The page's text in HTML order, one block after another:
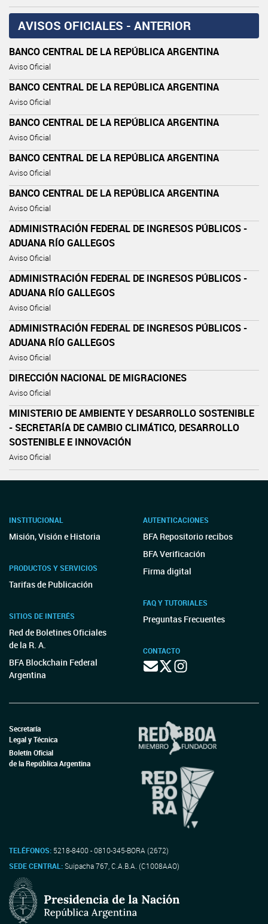
AVISOS OFICIALES - ANTERIOR
BANCO CENTRAL DE LA REPÚBLICA ARGENTINA
Aviso Oficial
BANCO CENTRAL DE LA REPÚBLICA ARGENTINA
Aviso Oficial
BANCO CENTRAL DE LA REPÚBLICA ARGENTINA
Aviso Oficial
BANCO CENTRAL DE LA REPÚBLICA ARGENTINA
Aviso Oficial
BANCO CENTRAL DE LA REPÚBLICA ARGENTINA
Aviso Oficial
ADMINISTRACIÓN FEDERAL DE INGRESOS PÚBLICOS -
ADUANA RÍO GALLEGOS
Aviso Oficial
ADMINISTRACIÓN FEDERAL DE INGRESOS PÚBLICOS -
ADUANA RÍO GALLEGOS
Aviso Oficial
ADMINISTRACIÓN FEDERAL DE INGRESOS PÚBLICOS -
ADUANA RÍO GALLEGOS
Aviso Oficial
DIRECCIÓN NACIONAL DE MIGRACIONES
Aviso Oficial
MINISTERIO DE AMBIENTE Y DESARROLLO SOSTENIBLE
- SECRETARÍA DE CAMBIO CLIMÁTICO, DESARROLLO
SOSTENIBLE E INNOVACIÓN
Aviso Oficial
INSTITUCIONAL
Misión, Visión e Historia
PRODUCTOS Y SERVICIOS
Tarifas de Publicación
SITIOS DE INTERÉS
Red de Boletines Oficiales
de la R. A.
BFA Blockchain Federal
Argentina
AUTENTICACIONES
BFA Repositorio recibos
BFA Verificación
Firma digital
FAQ Y TUTORIALES
Preguntas Frecuentes
CONTACTO
Secretaría
Legal y Técnica
Boletín Oficial
de la República Argentina
TELÉFONOS: 5218-8400 - 0810-345-BORA (2672)
SEDE CENTRAL:Suipacha 767, C.A.B.A. (C1008AAO)